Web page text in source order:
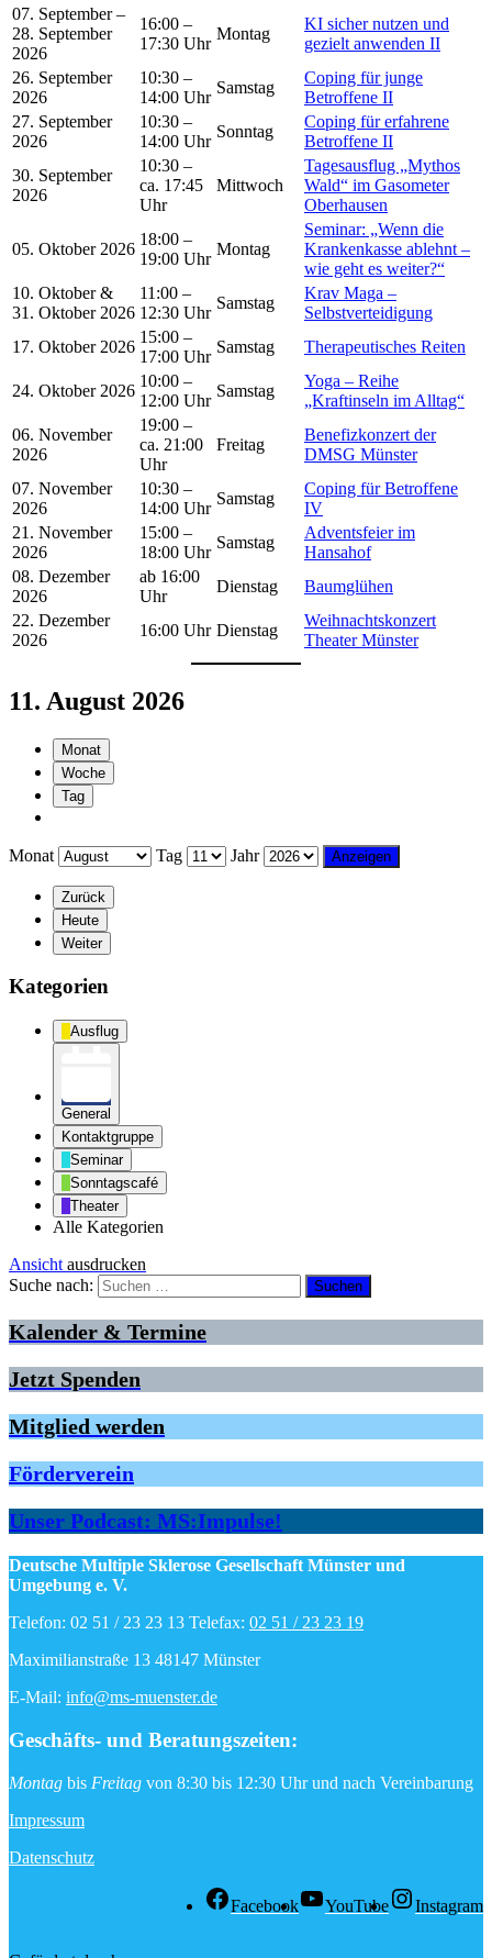
07. September –
28. September
2026
16:00 –
17:30 Uhr
Montag
KI sicher nutzen und
gezielt anwenden II
26. September
2026
10:30 –
14:00 Uhr
Samstag
Coping für junge
Betroffene II
27. September
2026
10:30 –
14:00 Uhr
Sonntag
Coping für erfahrene
Betroffene II
30. September
2026
10:30 –
ca. 17:45
Uhr
Mittwoch
Tagesausflug „Mythos
Wald“ im Gasometer
Oberhausen
05. Oktober 2026
18:00 –
19:00 Uhr
Montag
Seminar: „Wenn die
Krankenkasse ablehnt –
wie geht es weiter?“
10. Oktober &
31. Oktober 2026
11:00 –
12:30 Uhr
Samstag
Krav Maga –
Selbstverteidigung
17. Oktober 2026
15:00 –
17:00 Uhr
Samstag Therapeutisches Reiten
24. Oktober 2026
10:00 –
12:00 Uhr
Samstag
Yoga – Reihe
„Kraftinseln im Alltag“
06. November
2026
19:00 –
ca. 21:00
Uhr
Freitag
Benefizkonzert der
DMSG Münster
07. November
2026
10:30 –
14:00 Uhr
Samstag
Coping für Betroffene
IV
21. November
2026
15:00 –
18:00 Uhr
Samstag
Adventsfeier im
Hansahof
08. Dezember
2026
ab 16:00
Uhr
Dienstag
Baumglühen
22. Dezember
2026
16:00 Uhr Dienstag
Weihnachtskonzert
Theater Münster
11. August 2026
Monat
Woche
Tag
Monat Tag Jahr
Zurück
Heute
Weiter
Kategorien
Ausflug
General
Kontaktgruppe
Seminar
Sonntagscafé
Theater
Alle Kategorien
Ansicht ausdrucken
Suche nach:
Kalender & Termine
Jetzt Spenden
Mitglied werden
Förderverein
Unser Podcast: MS:Impulse!
Deutsche Multiple Sklerose Gesellschaft Münster und
Umgebung e. V.
Telefon: 02 51 / 23 23 13 Telefax: 02 51 / 23 23 19
Maximilianstraße 13 48147 Münster
E-Mail: info@ms-muenster.de
Geschäfts- und Beratungszeiten:
Montag bis Freitag von 8:30 bis 12:30 Uhr und nach Vereinbarung
Impressum
Datenschutz
Facebook YouTube Instagram